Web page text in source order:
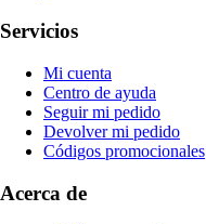
Servicios
Mi cuenta
Centro de ayuda
Seguir mi pedido
Devolver mi pedido
Códigos promocionales
Acerca de